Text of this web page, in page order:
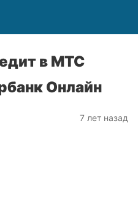
в МТС
Онлайн
7 лет назад